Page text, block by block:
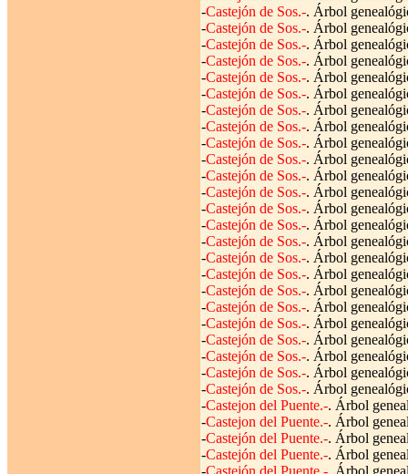
-Castejón de Sos.-. Árbol
-Castejón de Sos.-. Árbol
-Castejón de Sos.-. Árbol
-Castejón de Sos.-. Árbol
-Castejón de Sos.-. Árbol
-Castejón de Sos.-. Árbol
-Castejón de Sos.-. Árbol
-Castejón de Sos.-. Árbol
-Castejón de Sos.-. Árbol
-Castejón de Sos.-. Árbol
-Castejón de Sos.-. Árbol
-Castejón de Sos.-. Árbol
-Castejón de Sos.-. Árbol
-Castejón de Sos.-. Árbol
-Castejón de Sos.-. Árbol
-Castejón de Sos.-. Árbol
-Castejón de Sos.-. Árbol
-Castejón de Sos.-. Árbol
-Castejón de Sos.-. Árbol
-Castejón de Sos.-. Árbol
-Castejón de Sos.-. Árbol
-Castejón de Sos.-. Árbol
-Castejón de Sos.-. Árbol
-Castejón de Sos.-. Árbol
-Castejon del Puente.-. Árbol
-Castejon del Puente.-. Árbol
-Castejón del Puente.-. Árbol
-Castejón del Puente.-. Árbol
-Castejón del Puente.-. Árbol